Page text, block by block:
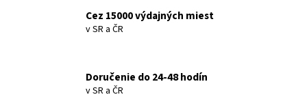
Cez 15000 výdajných miest
v SR a ČR
Doručenie do 24-48 hodín
v SR a ČR